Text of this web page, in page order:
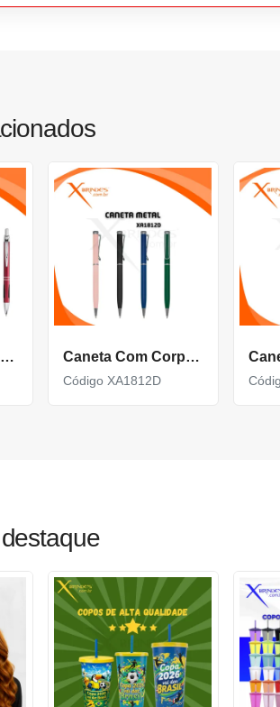
Caneta Com Corpo De Metal Carga Azul E Acionamento Por Clique X06071 Caneta Com Corpo De Metal Carga Azul E Acionamento Por Rotação Xa1812D
Código XA1812D